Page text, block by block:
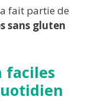
fait partie de
sans gluten
faciles